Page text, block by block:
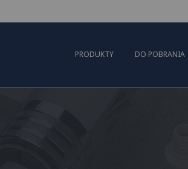
PRODUKTY DO POBRANIA